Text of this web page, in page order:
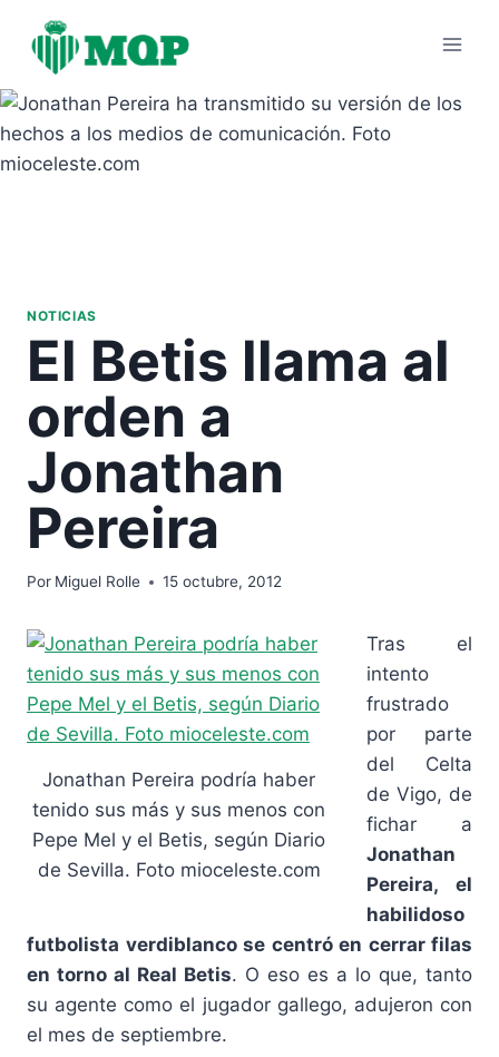
contenido
NOTICIAS
El Betis llama al
orden a
Jonathan
Pereira
Por Miguel Rolle 15 octubre, 2012
Jonathan Pereira podría haber
tenido sus más y sus menos con
Pepe Mel y el Betis, según Diario
de Sevilla. Foto mioceleste.com
Tras el
intento
frustrado
por parte
del Celta
de Vigo, de
fichar a
Jonathan
Pereira,
el
habilidoso
futbolista verdiblanco se centró en cerrar filas
en torno al Real Betis. O eso es a lo que, tanto
su agente como el jugador gallego, adujeron con
el mes de septiembre.